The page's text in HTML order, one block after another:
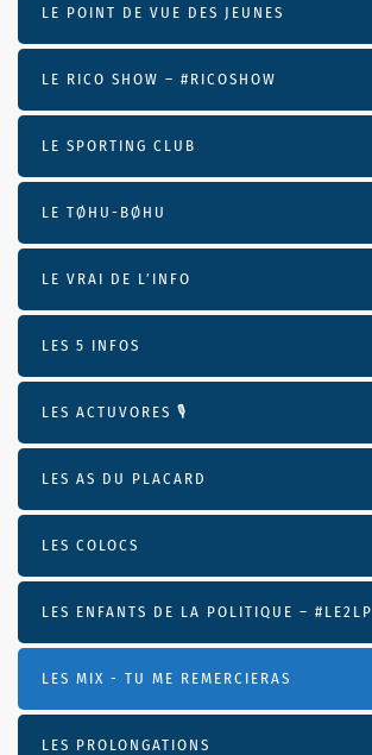
LE POINT DE VUE DES JEUNES
LE RICO SHOW – #RICOSHOW
LE SPORTING CLUB
LE TØHU-BØHU
LE VRAI DE L’INFO
LES 5 INFOS
LES ACTUVORES 🎙
LES AS DU PLACARD
LES COLOCS
LES ENFANTS DE LA POLITIQUE – #LE2LP
LES MIX - TU ME REMERCIERAS
LES PROLONGATIONS